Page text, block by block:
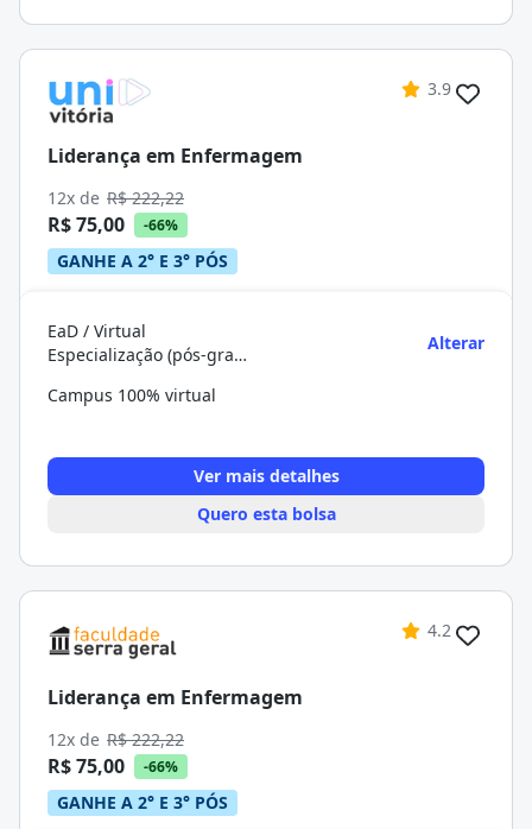
3.9
Liderança em Enfermagem
12x de R$ 222,22
R$ 75,00 -66%
GANHE A 2° E 3° PÓS
EaD / Virtual
Especialização (pós-graduação)
Alterar
Campus 100% virtual
Ver mais detalhes
Quero esta bolsa
4.2
Liderança em Enfermagem
12x de R$ 222,22
R$ 75,00 -66%
GANHE A 2° E 3° PÓS